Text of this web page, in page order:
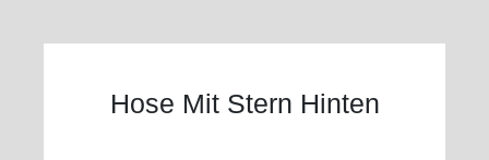
Hose Mit Stern Hinten